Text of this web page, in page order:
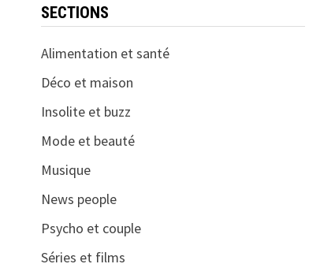
SECTIONS
Alimentation et santé
Déco et maison
Insolite et buzz
Mode et beauté
Musique
News people
Psycho et couple
Séries et films